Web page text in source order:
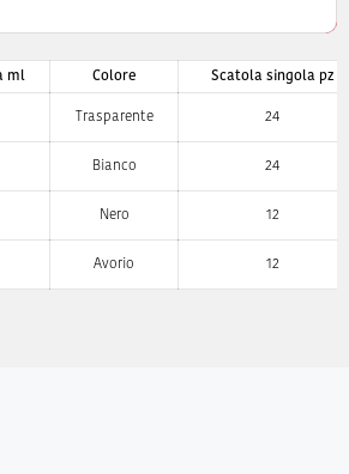
ml Colore Scatola singola pz
Trasparente 24
Bianco 24
Nero 12
Avorio 12